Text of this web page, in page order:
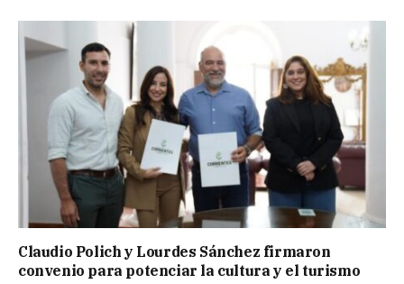
Claudio Polich y Lourdes Sánchez firmaron
convenio para potenciar la cultura y el turismo